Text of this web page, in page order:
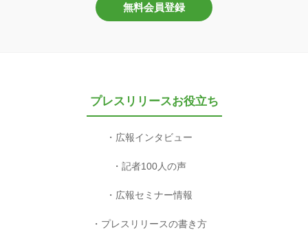
無料会員登録
プレスリリースお役立ち
広報インタビュー
記者100人の声
広報セミナー情報
プレスリリースの書き方